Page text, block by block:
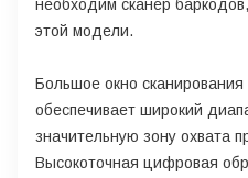
необходим сканер
этой модели.
Большое окно
обеспечивает широкий
значительную зону охвата
Высокоточная цифровая